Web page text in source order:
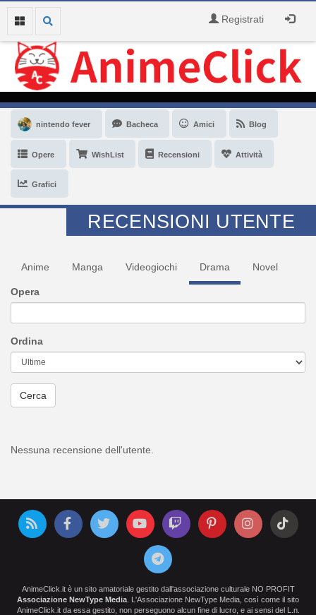
Registrati
nintendo fever Bacheca Amici Blog
Opere WishList Recensioni Attività
Grafici
RECENSIONI UTENTE
Anime Manga Videogiochi Drama Novel
Opera
Ordina
Cerca
Nessuna recensione dell'utente.
AnimeClick.it è un sito amatoriale gestito dall'associazione culturale NO PROFIT
Associazione NewType Media . L'Associazione NewType Media, così come il sito
AnimeClick.it da essa gestito, non perseguono alcun fine di lucro, e ai sensi del L.n.